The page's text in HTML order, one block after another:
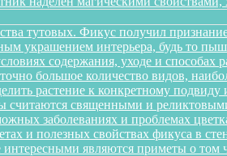
тутовых. Фикус получил
украшением интерьера, будь то
содержания, уходе и способах
большое количество видов,
растение к конкретному
считаются священными и
заболеваниях и проблемах
и полезных свойствах фикуса в
являются приметы о